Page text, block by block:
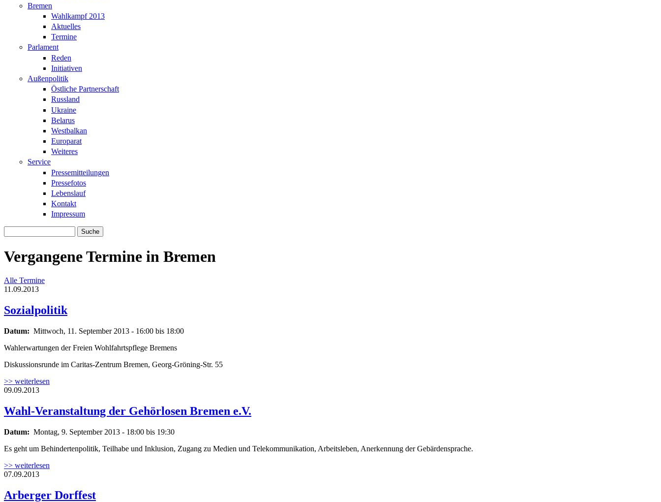
Bremen
Wahlkampf 2013
Aktuelles
Termine
Parlament
Reden
Initiativen
Außenpolitik
Östliche Partnerschaft
Russland
Ukraine
Belarus
Westbalkan
Europarat
Weiteres
Service
Pressemitteilungen
Pressefotos
Lebenslauf
Kontakt
Impressum
Vergangene Termine in Bremen
Alle Termine
11.09.2013
Sozialpolitik
Datum: Mittwoch, 11. September 2013 - 16:00 bis 18:00
Wahlerwartungen der Freien Wohlfahrtspflege Bremens
Diskussionsrunde im Caritas-Zentrum Bremen, Georg-Gröning-Str. 55
>> weiterlesen
09.09.2013
Wahl-Veranstaltung der Gehörlosen Bremen e.V.
Datum: Montag, 9. September 2013 - 18:00 bis 19:30
Es geht um Behindertenpolitik, Teilhabe und Inklusion, Zugang zu Medien und Telekommunikation, Arbeitsleben, Anerkennung der Gebärdensprache.
>> weiterlesen
07.09.2013
Arberger Dorffest